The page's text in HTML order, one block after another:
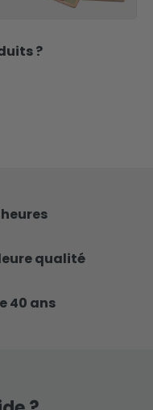
?
qualité
40 ans